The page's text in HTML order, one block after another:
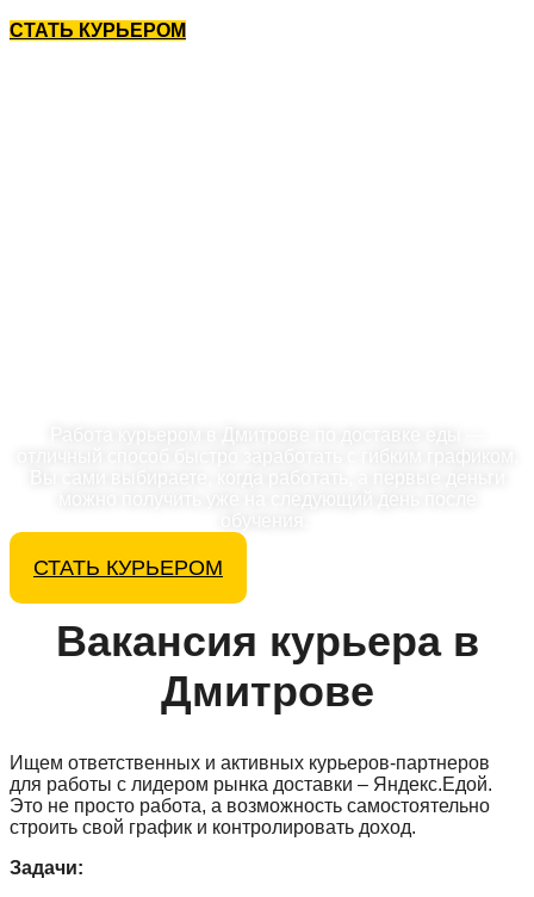
СТАТЬ КУРЬЕРОМ
СТАТЬ КУРЬЕРОМ
Вакансия курьера в
Дмитрове
Ищем ответственных и активных курьеров-партнеров
для работы с лидером рынка доставки – Яндекс.Едой.
Это не просто работа, а возможность самостоятельно
строить свой график и контролировать доход.
Задачи: